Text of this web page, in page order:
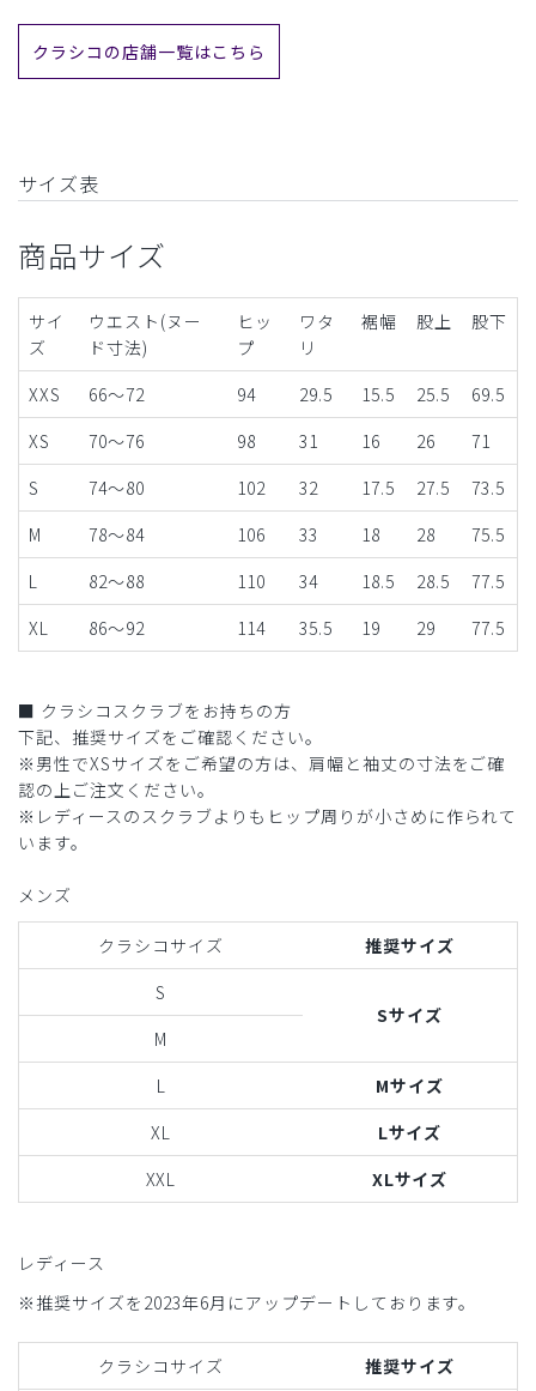
クラシコの店舗一覧はこちら
サイズ表
商品サイズ
サイ
ズ
ウエスト(ヌー
ド寸法)
ヒッ
プ
ワタ
リ
裾幅 股上 股下
XXS 66～72 94 29.5 15.5 25.5
69.5
XS
70～76 98 31 16 26
71
S
74～80 102 32 17.5 27.5
73.5
M
78～84 106 33 18 28
75.5
L
82～88 110 34 18.5 28.5
77.5
XL
86～92 114 35.5 19 29 77.5
■ クラシコスクラブをお持ちの方
下記、推奨サイズをご確認ください。
※男性でXSサイズをご希望の方は、肩幅と袖丈の寸法をご確
認の上ご注文ください。
※レディースのスクラブよりもヒップ周りが小さめに作られて
います。
メンズ
クラシコサイズ
推奨サイズ
S
Sサイズ
M
L
Mサイズ
XL
Lサイズ
XXL
XLサイズ
レディース
※推奨サイズを2023年6月にアップデートしております。
クラシコサイズ
推奨サイズ